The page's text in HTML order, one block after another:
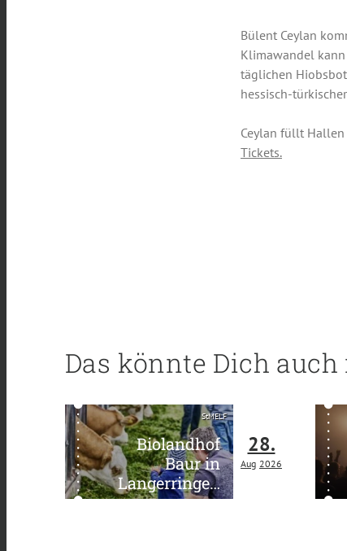
Bülent Ceylan
Klimawandel kann
täglichen
hessisch-
Ceylan füllt
Tickets.
Das könnte Dich
StMELF
Biolandhof
Baur in
Langerringen
kennenlernen
28.
Aug 2026